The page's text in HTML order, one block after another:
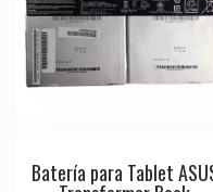
Batería para Tablet